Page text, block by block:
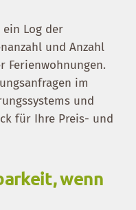
Log der
und Anzahl
Ferienwohnungen.
im
und
für Ihre Preis- und
wenn